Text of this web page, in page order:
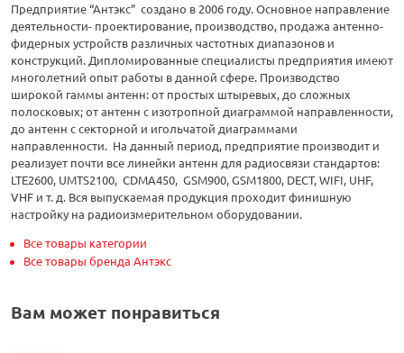
Предприятие “Антэкс” создано в 2006 году. Основное направление
деятельности- проектирование, производство, продажа антенно-
фидерных устройств различных частотных диапазонов и
конструкций. Дипломированные специалисты предприятия имеют
многолетний опыт работы в данной сфере. Производство
широкой гаммы антенн: от простых штыревых, до сложных
полосковых; от антенн с изотропной диаграммой направленности,
до антенн с секторной и игольчатой диаграммами
направленности. На данный период, предприятие производит и
реализует почти все линейки антенн для радиосвязи стандартов:
LTE2600, UMTS2100, CDMA450, GSM900, GSM1800, DECT, WIFI, UHF,
VHF и т. д. Вся выпускаемая продукция проходит финишную
настройку на радиоизмерительном оборудовании.
Все товары категории
Все товары бренда Антэкс
Вам может понравиться